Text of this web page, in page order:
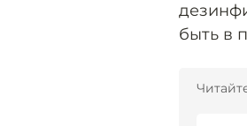
быть в